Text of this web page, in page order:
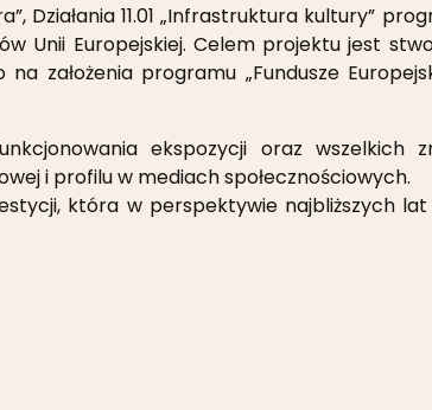
Działania 11.01 „Infrastruktura kultury”
Unii Europejskiej. Celem projektu jest
założenia programu „Fundusze
ekspozycji oraz wszelkich
i profilu w mediach społecznościowych.
która w perspektywie najbliższych